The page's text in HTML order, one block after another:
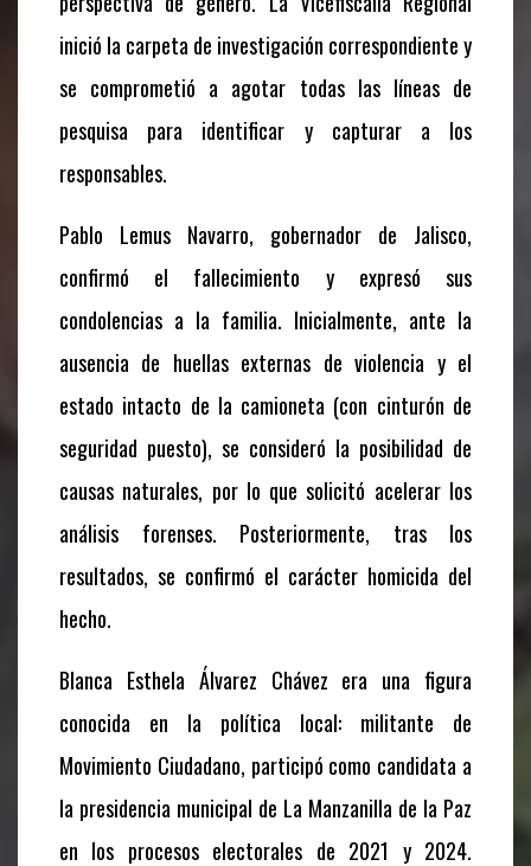
inició la carpeta de investigación correspondiente y
se comprometió a agotar todas las líneas de
pesquisa para identificar y capturar a los
responsables.
Pablo Lemus Navarro, gobernador de Jalisco,
confirmó el fallecimiento y expresó sus
condolencias a la familia. Inicialmente, ante la
ausencia de huellas externas de violencia y el
estado intacto de la camioneta (con cinturón de
seguridad puesto), se consideró la posibilidad de
causas naturales, por lo que solicitó acelerar los
análisis forenses. Posteriormente, tras los
resultados, se confirmó el carácter homicida del
hecho.
Blanca Esthela Álvarez Chávez era una figura
conocida en la política local: militante de
Movimiento Ciudadano, participó como candidata a
la presidencia municipal de La Manzanilla de la Paz
en los procesos electorales de 2021 y 2024.